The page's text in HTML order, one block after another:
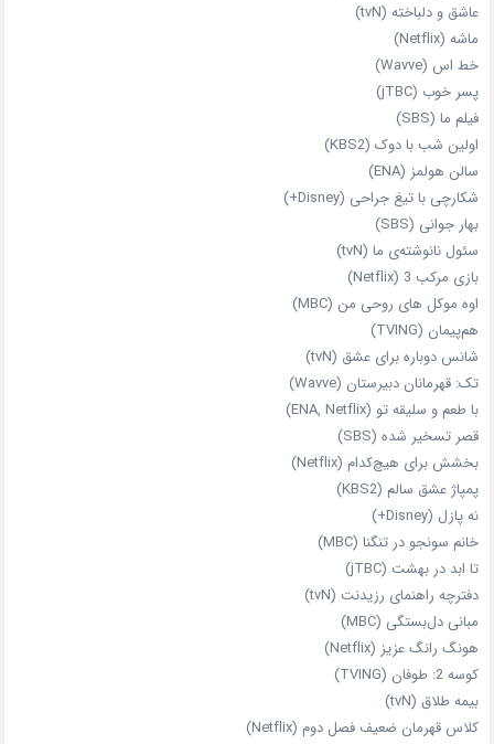
عاشق و دلباخته (tvN)
ماشه (Netflix)
خط اس (Wavve)
پسر خوب (jTBC)
فیلم ما (SBS)
اولین شب با دوک (KBS2)
سالن هولمز (ENA)
شکارچی با تیغ جراحی (Disney+)
بهار جوانی (SBS)
سئول نانوشته‌ی ما (tvN)
بازی مرکب 3 (Netflix)
اوه موکل های روحی من (MBC)
هم‌پیمان (TVING)
شانس دوباره برای عشق (tvN)
تک: قهرمانان دبیرستان (Wavve)
با طعم و سلیقه تو (ENA, Netflix)
قصر تسخیر شده (SBS)
بخشش برای هیچ‌کدام (Netflix)
پمپاژ عشق سالم (KBS2)
نه پازل (Disney+)
خانم سونجو در تنگنا (MBC)
تا ابد در بهشت (jTBC)
دفترچه راهنمای رزیدنت (tvN)
مبانی دل‌بستگی (MBC)
هونگ رانگ عزیز (Netflix)
کوسه 2: طوفان (TVING)
بیمه طلاق (tvN)
کلاس قهرمان ضعیف فصل دوم (Netflix)